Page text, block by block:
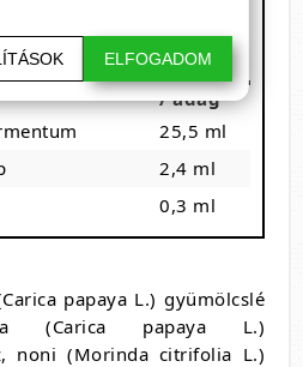
/ adag
25,5 ml
2,4 ml
0,3 ml
papaya L.) gyümölcslé
(Carica papaya L.)
noni (Morinda citrifolia L.)
ELFOGADOM